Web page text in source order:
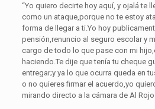
“Yo quiero decirte hoy aquí, y ojalá te
como un ataque,porque no te estoy
forma de llegar a ti.Yo hoy
pensión,renuncio al seguro escolar y
cargo de todo lo que pase con mi
haciendo.Te dije que tenía tu cheque
entregar;y ya lo que ocurra queda en
o no quieres firmar el acuerdo,yo
mirando directo a la cámara de Al Rojo